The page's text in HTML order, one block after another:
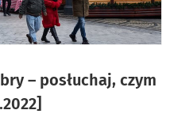
– posłuchaj, czym